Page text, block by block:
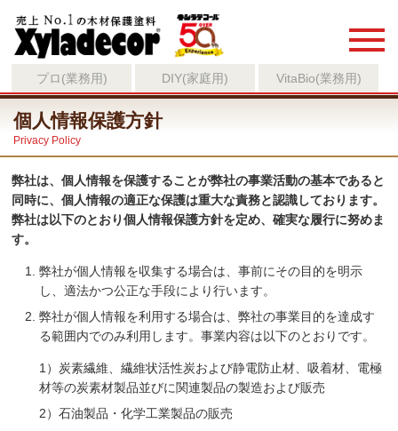
プロ(業務用) DIY(家庭用) VitaBio(業務用)
個人情報保護方針
Privacy Policy
弊社は、個人情報を保護することが弊社の事業活動の基本であると
同時に、個人情報の適正な保護は重大な責務と認識しております。
弊社は以下のとおり個人情報保護方針を定め、確実な履行に努めま
す。
弊社が個人情報を収集する場合は、事前にその目的を明示
し、適法かつ公正な手段により行います。
弊社が個人情報を利用する場合は、弊社の事業目的を達成す
る範囲内でのみ利用します。事業内容は以下のとおりです。
1）炭素繊維、繊維状活性炭および静電防止材、吸着材、電極
材等の炭素材製品並びに関連製品の製造および販売
2）石油製品・化学工業製品の販売